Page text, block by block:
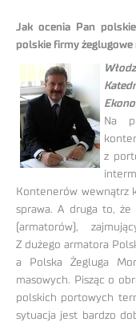
Jak ocenia Pan
polskie firmy
Na
z
Kontenerów wewnątrz
sprawa. A druga to,
(armatorów),
Z dużego armatora
a Polska Żegluga
masowych. Pisząc o
polskich portowych
sytuacja jest bardzo